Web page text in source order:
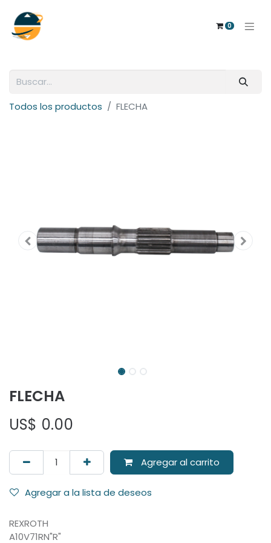
0
Todos los productos FLECHA
FLECHA
US$ 0.00
Agregar al carrito
Agregar a la lista de deseos
REXROTH
A10V71RN"R"